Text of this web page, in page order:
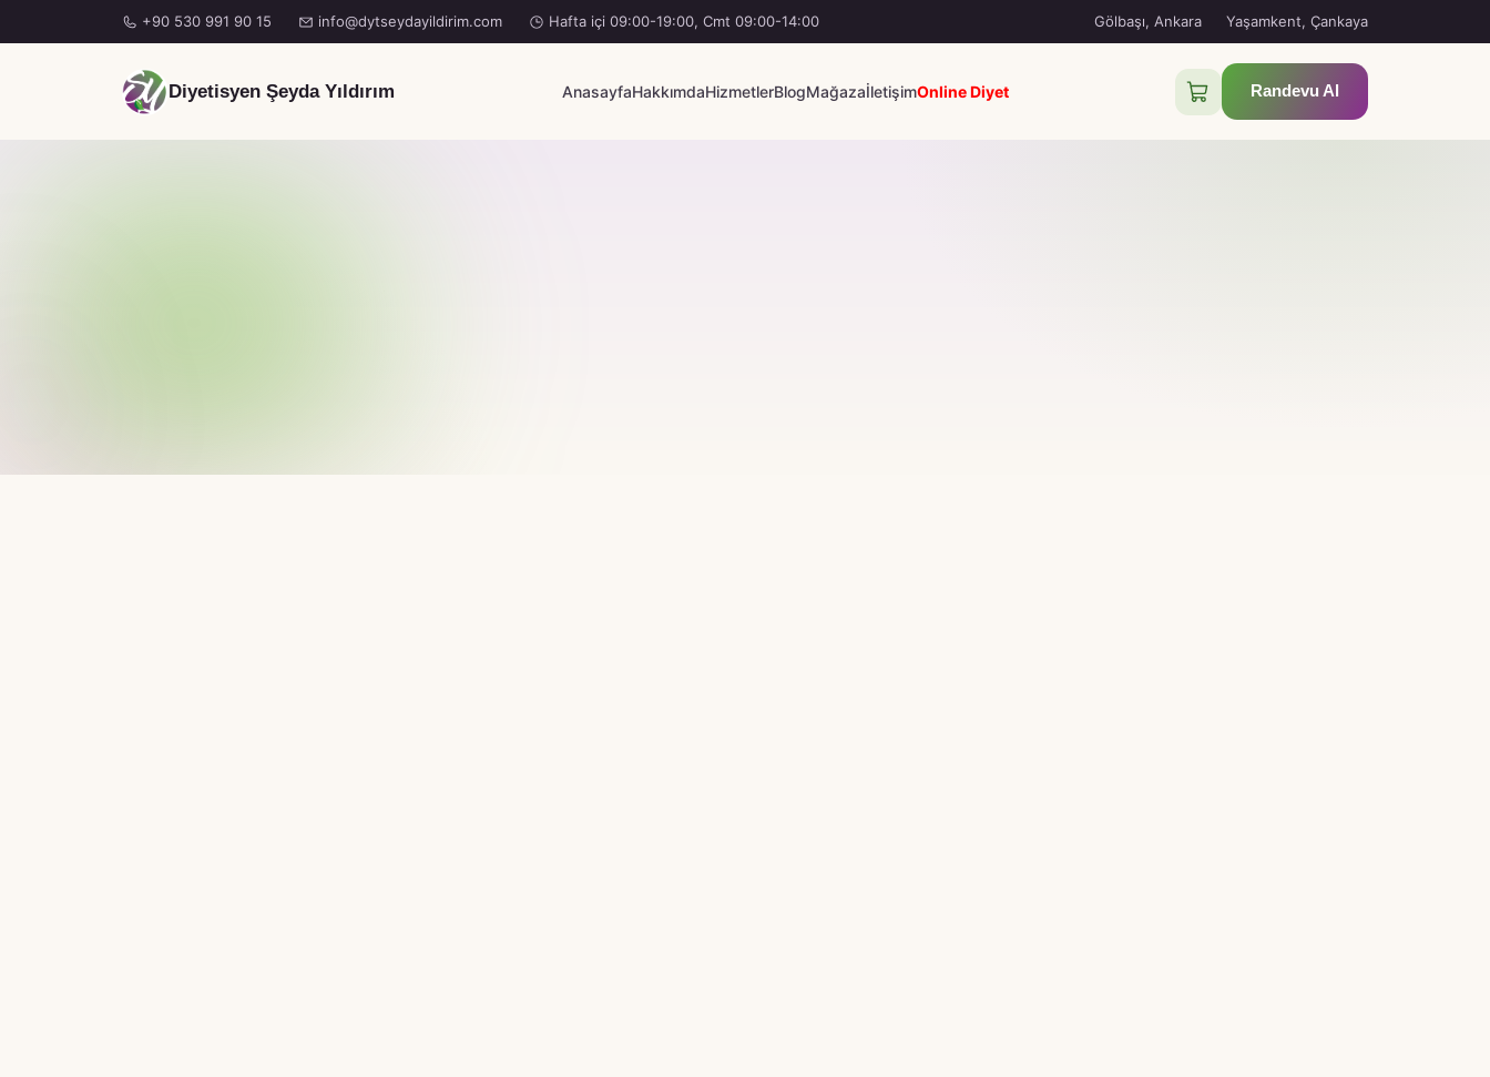
+90 530 991 90 15 info@dytseydayildirim.com Hafta içi 09:00-19:00, Cmt 09:00-14:00 Gölbaşı, Ankara Yaşamkent, Çankaya
Diyetisyen Şeyda Yıldırım AnasayfaHakkımdaHizmetlerBlogMağazaİletişimOnline Diyet Randevu Al